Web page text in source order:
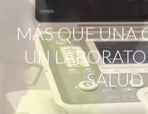
MÁS QUE UNA
UN
SALUD